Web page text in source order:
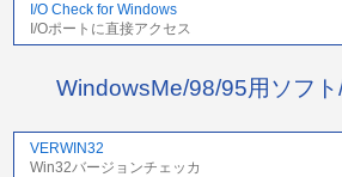
I/O Check for Windows
I/Oポートに直接アクセス
WindowsMe/98/95用ソフ
VERWIN32
Win32バージョンチェッカ